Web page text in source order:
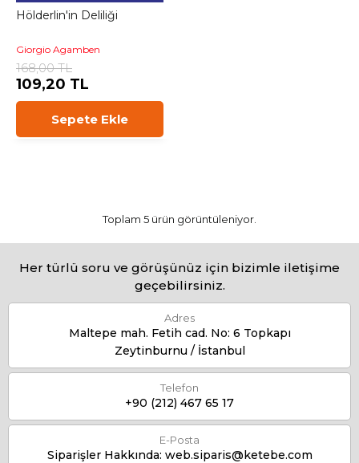
Hölderlin'in Deliliği
Giorgio Agamben
168,00 TL
109,20 TL
Sepete Ekle
Toplam 5 ürün görüntüleniyor.
Her türlü soru ve görüşünüz için bizimle iletişime
geçebilirsiniz.
Adres
Maltepe mah. Fetih cad. No: 6 Topkapı
Zeytinburnu / İstanbul
Telefon
+90 (212) 467 65 17
E-Posta
Siparişler Hakkında: web.siparis@ketebe.com